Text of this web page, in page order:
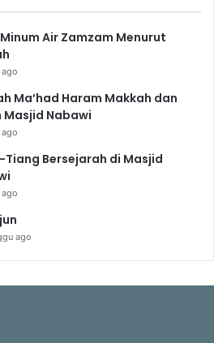
Air Zamzam Menurut
Ma’had Haram Makkah dan
Masjid Nabawi
Tiang Bersejarah di Masjid
ago